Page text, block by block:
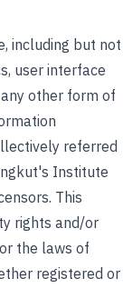
including but not
user interface
other form of
referred
Institute
This
rights and/or
the laws of
registered or